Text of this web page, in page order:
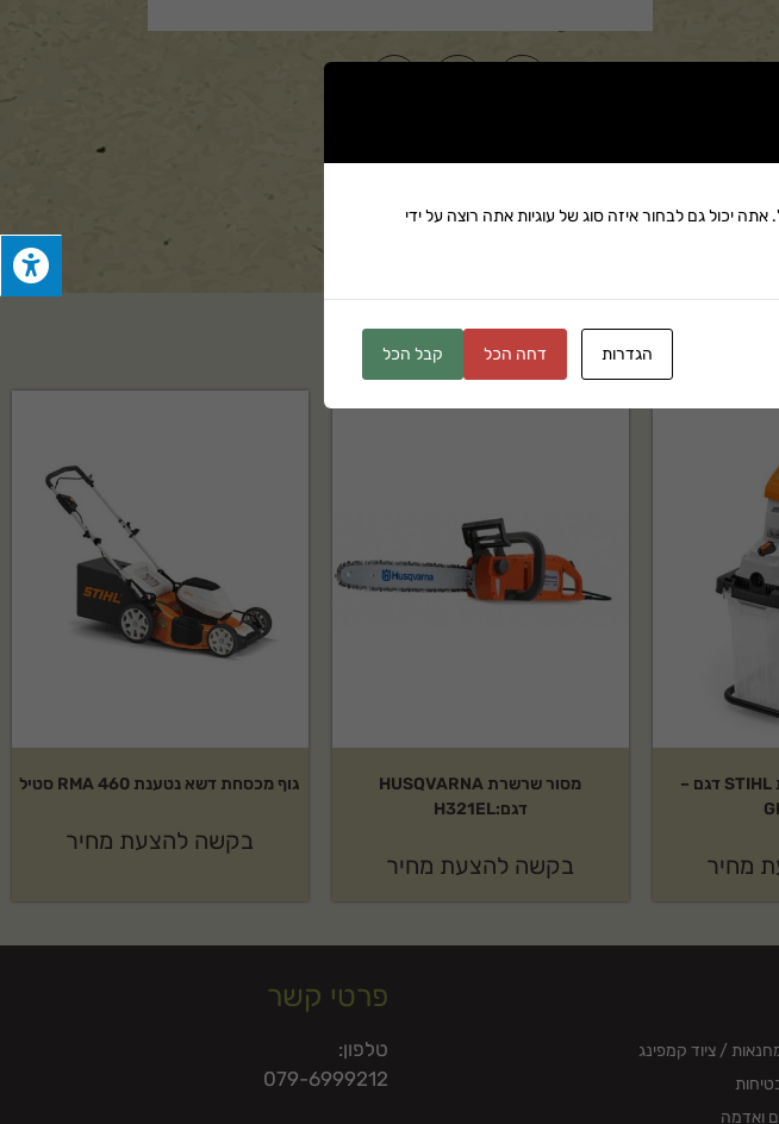
שתף:
זמן אספקה:עד 8 ימי עסקים
מרסקת גזם חשמלית STIHL דגם –
מחיר
מסור שרשרת HUSQVARNA
דגם:H321EL
בקשה להצעת מחיר
גוף מכסחת דשא נטענת RMA 460 סטיל
בקשה להצעת מחיר
/ ציוד קמפינג
ואדמה
פרטי קשר
טלפון:
079-6999212
יכול גם לבחור איזה סוג של עוגיות אתה רוצה על ידי
הגדרות דחה הכל קבל הכל